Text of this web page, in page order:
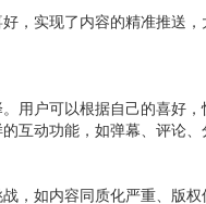
，实现了内容的精准推送
用户可以根据自己的喜好
互动功能，如弹幕、评论
，如内容同质化严重、版